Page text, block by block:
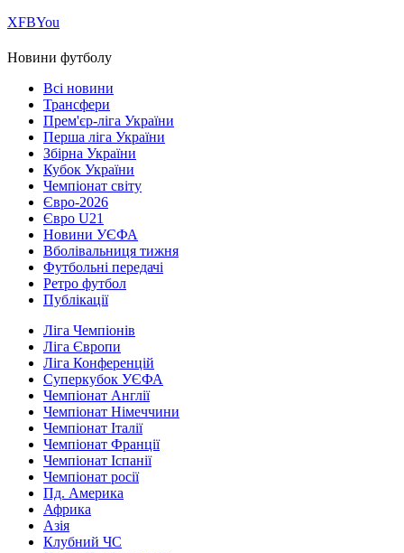
ХFBYou
Новини футболу
Всі новини
Трансфери
Прем'єр-ліга України
Перша ліга України
Збірна України
Кубок України
Чемпіонат світу
Євро-2026
Євро U21
Новини УЄФА
Вболівальниця тижня
Футбольні передачі
Ретро футбол
Публікації
Ліга Чемпіонів
Ліга Європи
Ліга Конференцій
Суперкубок УЄФА
Чемпіонат Англії
Чемпіонат Німеччини
Чемпіонат Італії
Чемпіонат Франції
Чемпіонат Іспанії
Чемпіонат росії
Пд. Америка
Африка
Азія
Клубний ЧС